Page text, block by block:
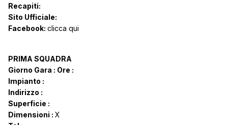
Recapiti:
Sito Ufficiale:
Facebook: clicca qui
PRIMA SQUADRA
Giorno Gara : Ore :
Impianto :
Indirizzo :
Superficie :
Dimensioni : X